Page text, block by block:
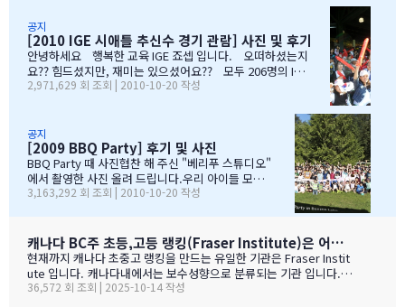
들은 댓글로 남겨주시면, 카톡 혹은 메일로 보내드리겠습니다. 감
사합니다.…
선택이였는데......추천 받은 세 군 데 중에서 선택한 IGE.....서비스
마인드가 확실하고 고객을 끝까지 책임질 줄 아는 회사였습니다.한
국 학생이 적은 웨스트 벤쿠버. 그리고 정 사장님이 추천해주신 caulf
eild.....최고의 선택이였습니다. 아이들은 지난 주 부터 계속 farew
ell party입니다.지난 주에 큰애는 6학년 남자 애들 모두 모여서 이번
에 떠나는 한국 아이 2명을 위한 피자파티에 참석하였고 이번 주는 6
학년 아이들끼리 노벤에 있는 레이저텍에서 번개 모임을 하고 놀다가
왔습니다.둘째는 친했던 친구들 집에 초대를 받아서 4명의 친구와 돌
아가면서 sleep over하느라 집에 들어오질 않습니…
공지
[2010 IGE 시애틀 추신수 경기 관람] 사진 및 후기
안녕하세요 행복한 교육 IGE 죠셉 입니다. 오떠하셨는지
요?? 힘드셨지만, 재미는 있으셨어요?? 모두 206명의 IGE
가족분들이 참석하셨으며, 무사히 이벤트 마무리되었습니
습니다. 감사합니다...꾸벅!!! 이른 아침부터 준비하시고,
국경에서 장작 3시간동안 시간이 걸리셨고....오마이갓~!!!
그래두 미국땅은 밟아보았죠~~추신수도 보고~~야구경기도
보고~~~따뜻한 햇빛아래에서 시원한 맥주도....ㅋㅋㅋ ^^
아버님/어머님들의 여유스러운 모습에 저 또한 신나드라고
요~~~응원도 힘차게 하며...단지 추신수 선수가 뒷 돌아보지
않아서 아쉬웠지만...........( 쫌~~ 뒤를 돌아보고 손 한번 흔
떠나면 고생이죠??? ㅋㅋㅋㅋㅋㅋ …
2,971,629 회 조회 | 2010-10-20 작성
공지
[2009 BBQ Party] 후기 및 사진
BBQ Party 때 사진협찬 해 주신 "베리푸 스튜디오"
에서 촬영한 사진 올려 드립니다.우리 아이들 모
습 잘 찾아 보세요..혹시나 빠진 가족이 있더라도 용
3,163,292 회 조회 | 2010-10-20 작성
캐나다 BC주 초등,고등 랭킹(Fraser Institute)은 어떻게 만들어 지나 ?
현재까지 캐나다 초중고 랭킹을 만드는 유일한 기관은 Fraser Instit
ute 입니다. 캐나다내에서는 보수성향으로 분류되는 기관 입니다.
하여간일반적으로 학교 랭킹 하면 학교의 성적 그러니까 표준 시험결
36,572 회 조회 | 2025-10-14 작성